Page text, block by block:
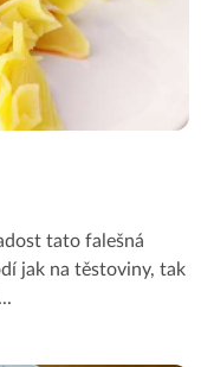
tato falešná
jak na těstoviny, tak